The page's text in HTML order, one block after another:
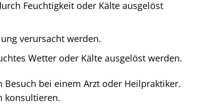
Feuchtigkeit oder Kälte ausgelöst
verursacht werden.
Wetter oder Kälte ausgelöst werden.
bei einem Arzt oder Heilpraktiker.
konsultieren.